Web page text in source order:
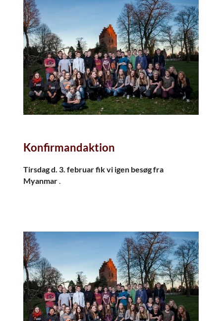
Konfirmandaktion
Tirsdag d. 3. februar fik vi igen besøg fra
Myanmar.